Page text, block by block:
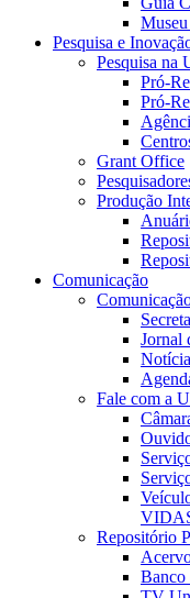
Pesquisa e
Pesquisa na
Pró-
Pró-
Grant Office
Produção
Comunicação
Jornal
Fale com a
Repositório
Banco